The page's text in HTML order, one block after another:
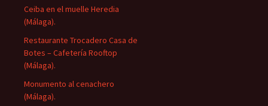
Ceiba en el muelle Heredia
(Málaga).
Restaurante Trocadero Casa de
Botes – Cafetería Rooftop
(Málaga).
Monumento al cenachero
(Málaga).